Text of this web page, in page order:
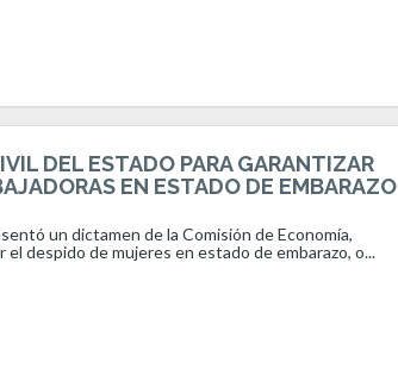
DEL ESTADO PARA GARANTIZAR
EN ESTADO DE EMBARAZO
un dictamen de la Comisión de Economía,
despido de mujeres en estado de embarazo, o...